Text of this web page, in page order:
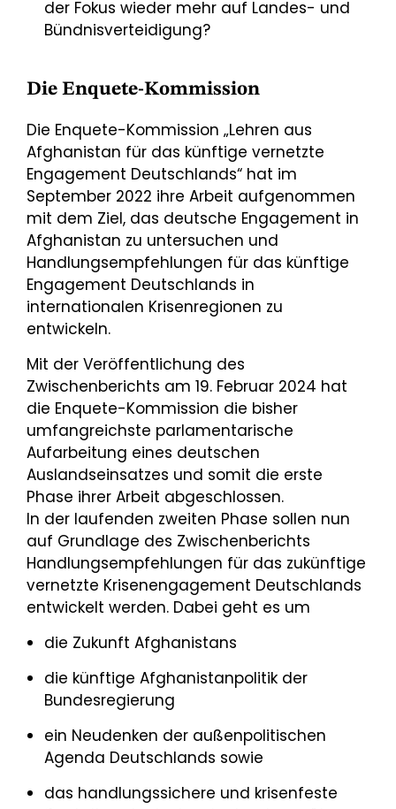
der Fokus wieder mehr auf Landes- und
Bündnisverteidigung?
Die Enquete-Kommission
Die Enquete-Kommission „Lehren aus
Afghanistan für das künftige vernetzte
Engagement Deutschlands“ hat im
September 2022 ihre Arbeit aufgenommen
mit dem Ziel, das deutsche Engagement in
Afghanistan zu untersuchen und
Handlungsempfehlungen für das künftige
Engagement Deutschlands in
internationalen Krisenregionen zu
entwickeln.
Mit der Veröffentlichung des
Zwischenberichts am 19. Februar 2024 hat
die Enquete-Kommission die bisher
umfangreichste parlamentarische
Aufarbeitung eines deutschen
Auslandseinsatzes und somit die erste
Phase ihrer Arbeit abgeschlossen.
In der laufenden zweiten Phase sollen nun
auf Grundlage des Zwischenberichts
Handlungsempfehlungen für das zukünftige
vernetzte Krisenengagement Deutschlands
entwickelt werden. Dabei geht es um
die Zukunft Afghanistans
die künftige Afghanistanpolitik der
Bundesregierung
ein Neudenken der außenpolitischen
Agenda Deutschlands sowie
das handlungssichere und krisenfeste